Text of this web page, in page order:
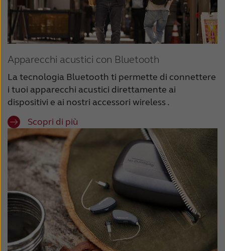
Apparecchi acustici con Bluetooth
La tecnologia Bluetooth ti permette di connettere
i tuoi apparecchi acustici direttamente ai
dispositivi e ai nostri accessori wireless .
Scopri di più